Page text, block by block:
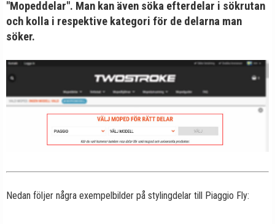
"Mopeddelar". Man kan även söka efterdelar i sökrutan
och kolla i respektive kategori för de delarna man
söker.
Nedan följer några exempelbilder på stylingdelar till Piaggio Fly: